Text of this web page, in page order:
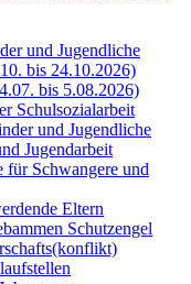
und Jugendliche
bis 24.10.2026)
bis 5.08.2026)
Schulsozialarbeit
und Jugendliche
Jugendarbeit
Schwangere und
Eltern
Schutzengel